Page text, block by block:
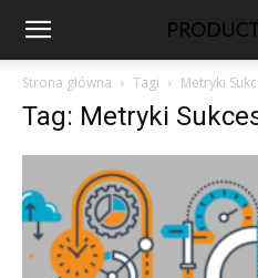
ProductVision
Strona główna Tagi Metryki
Tag: Metryki